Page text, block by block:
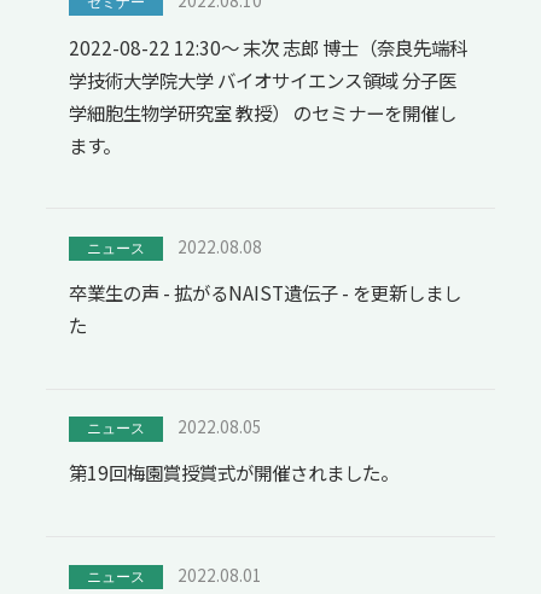
2022-08-22 12:30～ 末次 志郎 博士（奈良先端科
学技術大学院大学 バイオサイエンス領域 分子医
学細胞生物学研究室 教授） のセミナーを開催し
ます。
ニュース 2022.08.08
卒業生の声 - 拡がるNAIST遺伝子 - を更新しまし
た
ニュース 2022.08.05
第19回梅園賞授賞式が開催されました。
ニュース 2022.08.01